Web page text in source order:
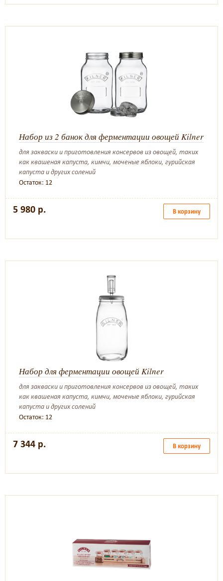
Набор из 2 банок для ферментации овощей Kilner
для закваски и приготовления консервов из овощей, таких
как квашеная капуста, кимчи, моченые яблоки, гурийская
капуста и других солений
Остаток: 12
5 980 р. В корзину
Набор для ферментации овощей Kilner
для закваски и приготовления консервов из овощей, таких
как квашеная капуста, кимчи, моченые яблоки, гурийская
капуста и других солений
Остаток: 12
7 344 р. В корзину